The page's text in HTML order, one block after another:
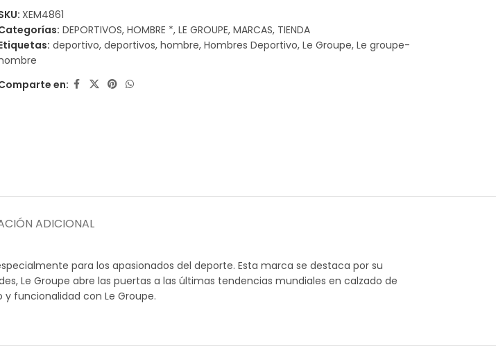
XEM4861
DEPORTIVOS, HOMBRE *, LE GROUPE, MARCAS, TIENDA
deportivo, deportivos, hombre, Hombres Deportivo, Le Groupe, Le groupe-
en:
ADICIONAL
para los apasionados del deporte. Esta marca se destaca por su
Le Groupe abre las puertas a las últimas tendencias mundiales en calzado de
funcionalidad con Le Groupe.